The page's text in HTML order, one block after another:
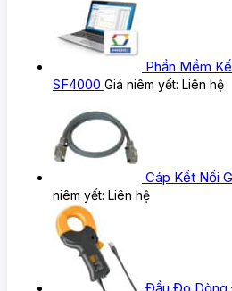
Phần Mềm
SF4000 Giá niêm yết: Liên hệ
Cáp Kết Nối
niêm yết: Liên hệ